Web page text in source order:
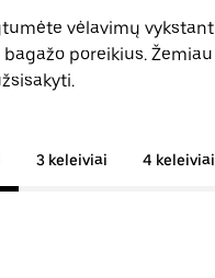
vėlavimų
bagažo poreikius.
3 keleiviai 4 keleiviai